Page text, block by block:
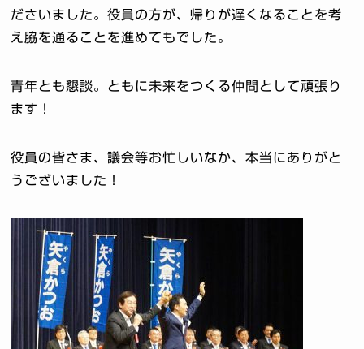
ださいました。役員の方が、帰りが遅くなることを考
え脇を通ることを進めてもでした。
青年とも懇談。ともに未来をつくる仲間として頑張り
ます！
役員の皆さま、議会等お忙しいなか、本当にありがと
うございました！